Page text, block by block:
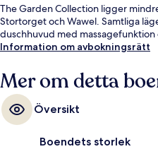
The Garden Collection ligger
Stortorget och Wawel. Samtliga
duschhuvud med
Information om avbokningsrätt
Mer om detta
Översikt
Boendets storlek